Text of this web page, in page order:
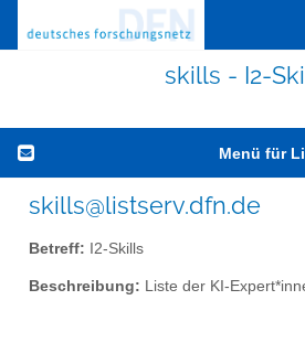
skills - I2-
Menü für
skills@listserv.dfn.de
Betreff: I2-Skills
Beschreibung: Liste der KI-